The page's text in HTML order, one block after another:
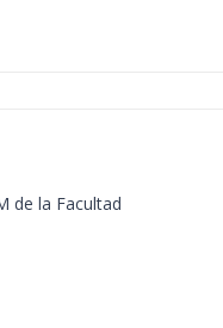
de la Facultad